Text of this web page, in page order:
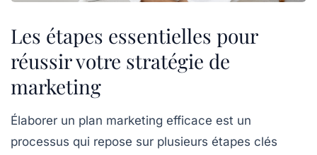
Les étapes essentielles pour
réussir votre stratégie de
marketing
Élaborer un plan marketing efficace est un
processus qui repose sur plusieurs étapes clés